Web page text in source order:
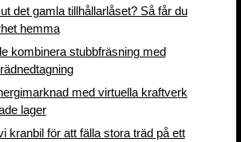
det gamla tillhållarlåset? Så får du
hemma
kombinera stubbfräsning med
med virtuella kraftverk
lager
kranbil för att fälla stora träd på ett